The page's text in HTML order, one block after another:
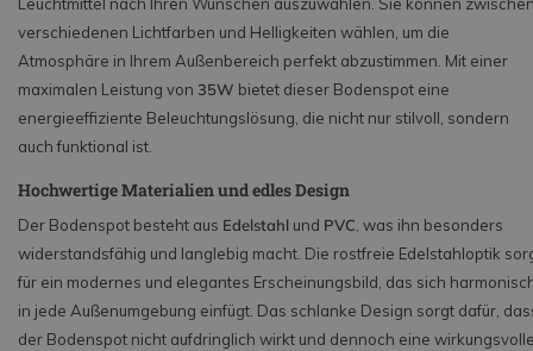
Leuchtmittel nach Ihren Wünschen auszuwählen. Sie können
verschiedenen Lichtfarben und Helligkeiten wählen, um die
Atmosphäre in Ihrem Außenbereich perfekt abzustimmen. Mit einer
maximalen Leistung von 35W bietet dieser Bodenspot eine
energieeffiziente Beleuchtungslösung, die nicht nur stilvoll, sondern
auch funktional ist.
Hochwertige Materialien und edles Design
Der Bodenspot besteht aus Edelstahl und PVC, was ihn besonders
widerstandsfähig und langlebig macht. Die rostfreie Edelstahloptik
für ein modernes und elegantes Erscheinungsbild, das sich
in jede Außenumgebung einfügt. Das schlanke Design sorgt dafür,
der Bodenspot nicht aufdringlich wirkt und dennoch eine